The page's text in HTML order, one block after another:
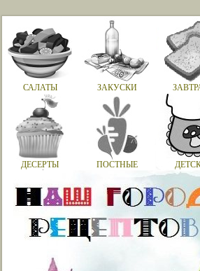
САЛАТЫ ЗАКУСКИ
ДЕСЕРТЫ ПОСТНЫЕ